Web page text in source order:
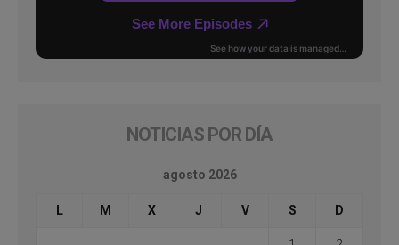
NOTICIAS POR DÍA
agosto 2026
L M X J V S D